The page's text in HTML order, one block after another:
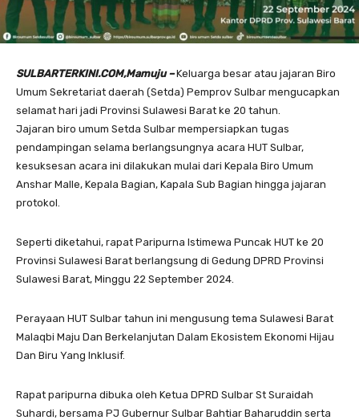
SULBARTERKINI.COM,Mamuju –Keluarga besar atau jajaran Biro
Umum Sekretariat daerah (Setda) Pemprov Sulbar mengucapkan
selamat hari jadi Provinsi Sulawesi Barat ke 20 tahun.
Jajaran biro umum Setda Sulbar mempersiapkan tugas
pendampingan selama berlangsungnya acara HUT Sulbar,
kesuksesan acara ini dilakukan mulai dari Kepala Biro Umum
Anshar Malle, Kepala Bagian, Kapala Sub Bagian hingga jajaran
protokol.
Seperti diketahui, rapat Paripurna Istimewa Puncak HUT ke 20
Provinsi Sulawesi Barat berlangsung di Gedung DPRD Provinsi
Sulawesi Barat, Minggu 22 September 2024.
Perayaan HUT Sulbar tahun ini mengusung tema Sulawesi Barat
Malaqbi Maju Dan Berkelanjutan Dalam Ekosistem Ekonomi Hijau
Dan Biru Yang Inklusif.
Rapat paripurna dibuka oleh Ketua DPRD Sulbar St Suraidah
Suhardi, bersama PJ Gubernur Sulbar Bahtiar Baharuddin serta